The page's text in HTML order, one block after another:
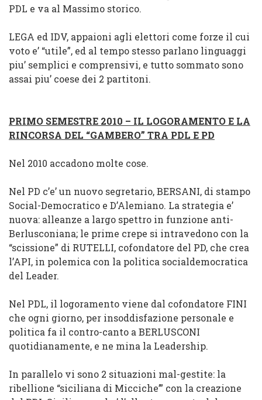
PDL e va al Massimo storico.
LEGA ed IDV, appaioni agli elettori come forze il cui
voto e’ “utile”, ed al tempo stesso parlano linguaggi
piu’ semplici e comprensivi, e tutto sommato sono
assai piu’ coese dei 2 partitoni.
PRIMO SEMESTRE 2010 – IL LOGORAMENTO E LA
RINCORSA DEL “GAMBERO” TRA PDL E PD
Nel 2010 accadono molte cose.
Nel PD c’e’ un nuovo segretario, BERSANI, di stampo
Social-Democratico e D’Alemiano. La strategia e’
nuova: alleanze a largo spettro in funzione anti-
Berlusconiana; le prime crepe si intravedono con la
“scissione” di RUTELLI, cofondatore del PD, che crea
l’API, in polemica con la politica socialdemocratica
del Leader.
Nel PDL, il logoramento viene dal cofondatore FINI
che ogni giorno, per insoddisfazione personale e
politica fa il contro-canto a BERLUSCONI
quotidianamente, e ne mina la Leadership.
In parallelo vi sono 2 situazioni mal-gestite: la
ribellione “siciliana di Micciche’” con la creazione